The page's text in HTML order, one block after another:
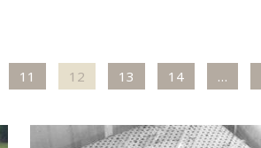
11 12 13 14 …